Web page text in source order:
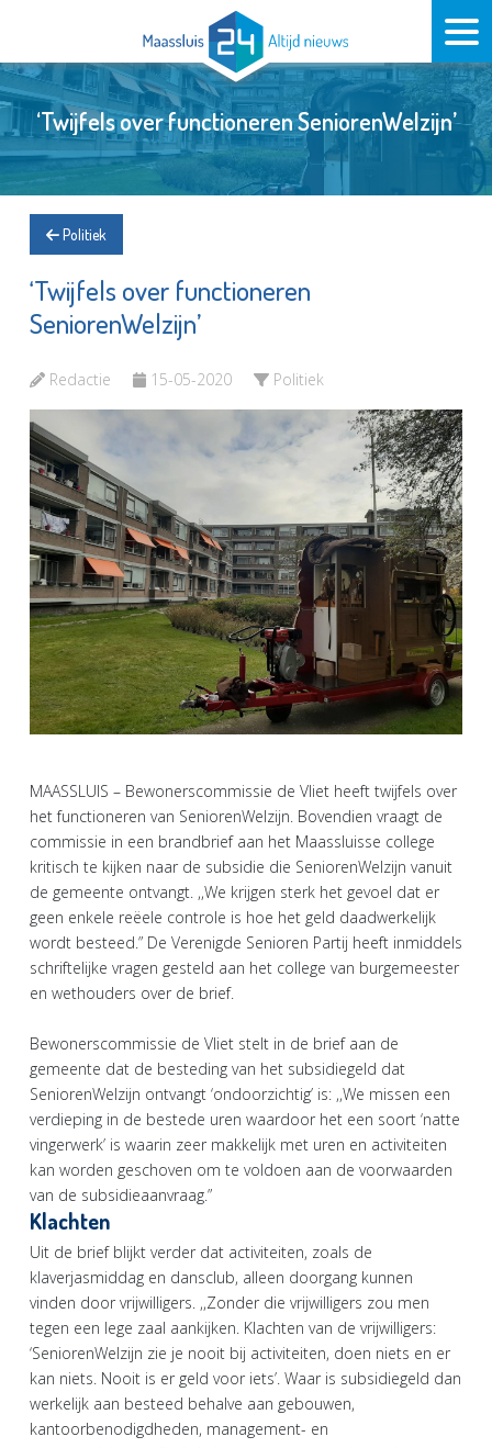
‘Twijfels over functioneren SeniorenWelzijn’
Politiek
‘Twijfels over functioneren
SeniorenWelzijn’
Redactie 15-05-2020 Politiek
MAASSLUIS – Bewonerscommissie de Vliet heeft twijfels over
het functioneren van SeniorenWelzijn. Bovendien vraagt de
commissie in een brandbrief aan het Maassluisse college
kritisch te kijken naar de subsidie die SeniorenWelzijn vanuit
de gemeente ontvangt. ,,We krijgen sterk het gevoel dat er
geen enkele reëele controle is hoe het geld daadwerkelijk
wordt besteed.” De Verenigde Senioren Partij heeft inmiddels
schriftelijke vragen gesteld aan het college van burgemeester
en wethouders over de brief.
Bewonerscommissie de Vliet stelt in de brief aan de
gemeente dat de besteding van het subsidiegeld dat
SeniorenWelzijn ontvangt ‘ondoorzichtig’ is: ,,We missen een
verdieping in de bestede uren waardoor het een soort ‘natte
vingerwerk’ is waarin zeer makkelijk met uren en activiteiten
kan worden geschoven om te voldoen aan de voorwaarden
van de subsidieaanvraag.”
Klachten
Uit de brief blijkt verder dat activiteiten, zoals de
klaverjasmiddag en dansclub, alleen doorgang kunnen
vinden door vrijwilligers. ,,Zonder die vrijwilligers zou men
tegen een lege zaal aankijken. Klachten van de vrijwilligers:
‘SeniorenWelzijn zie je nooit bij activiteiten, doen niets en er
kan niets. Nooit is er geld voor iets’. Waar is subsidiegeld dan
werkelijk aan besteed behalve aan gebouwen,
kantoorbenodigdheden, management- en